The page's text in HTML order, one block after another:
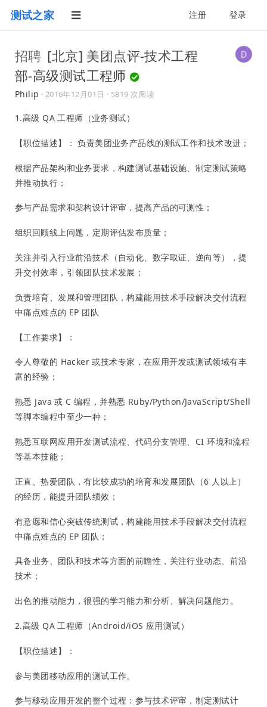
测试之家 注册 登录
招聘 [北京] 美团点评-技术工程
部-高级测试工程师
Philip · 2016年12月01日 · 5819 次阅读
1.高级 QA 工程师（业务测试）
【职位描述】： 负责美团业务产品线的测试工作和技术改进；
根据产品架构和业务要求，构建测试基础设施、制定测试策略
并推动执行；
参与产品需求和架构设计评审，提高产品的可测性；
组织回顾线上问题，定期评估发布质量；
关注并引入行业前沿技术（自动化、数字取证、逆向等），提
升交付效率，引领团队技术发展；
负责培育、发展和管理团队，构建能用技术手段解决交付流程
中痛点难点的 EP 团队
【工作要求】：
令人尊敬的 Hacker 或技术专家，在应用开发或测试领域有丰
富的经验；
熟悉 Java 或 C 编程，并熟悉 Ruby/Python/JavaScript/Shell
等脚本编程中至少一种；
熟悉互联网应用开发测试流程、代码分支管理、CI 环境和流程
等基本技能；
正直、热爱团队，有比较成功的培育和发展团队（6 人以上）
的经历，能提升团队绩效；
有意愿和信心突破传统测试，构建能用技术手段解决交付流程
中痛点难点的 EP 团队；
具备业务、团队和技术等方面的前瞻性，关注行业动态、前沿
技术；
出色的推动能力，很强的学习能力和分析、解决问题能力。
2.高级 QA 工程师（Android/iOS 应用测试）
【职位描述】：
参与美团移动应用的测试工作。
参与移动应用开发的整个过程：参与技术评审，制定测试计